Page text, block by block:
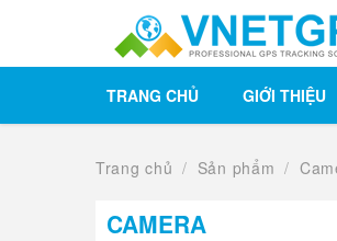
TRANG CHỦ GIỚI THIỆU
Trang chủ / Sản phẩm /
CAMERA